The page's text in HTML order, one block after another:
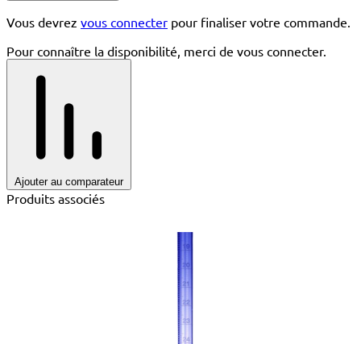
Vous devrez vous connecter pour finaliser votre commande.
Pour connaître la disponibilité, merci de vous connecter.
Ajouter au comparateur
Produits associés